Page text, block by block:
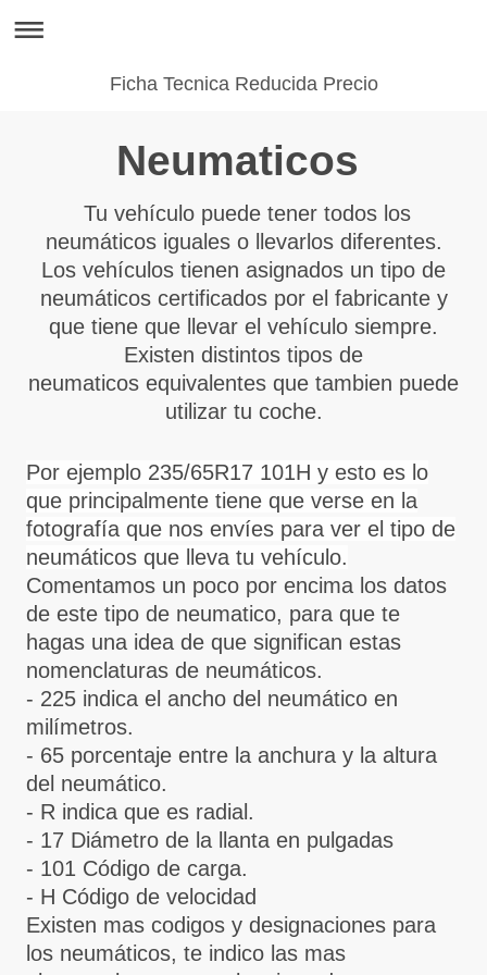
Ficha Tecnica Reducida Precio
Neumaticos
Tu vehículo puede tener todos los
neumáticos iguales o llevarlos diferentes.
Los vehículos tienen asignados un tipo de
neumáticos certificados por el fabricante y
que tiene que llevar el vehículo siempre.
Existen distintos tipos de
neumaticos equivalentes que tambien puede
utilizar tu coche.
Por ejemplo 235/65R17 101H y esto es lo
que principalmente tiene que verse en la
fotografía que nos envíes para ver el tipo de
neumáticos que lleva tu vehículo.
Comentamos un poco por encima los datos
de este tipo de neumatico, para que te
hagas una idea de que significan estas
nomenclaturas de neumáticos.
- 225 indica el ancho del neumático en
milímetros.
- 65 porcentaje entre la anchura y la altura
del neumático.
- R indica que es radial.
- 17 Diámetro de la llanta en pulgadas
- 101 Código de carga.
- H Código de velocidad
Existen mas codigos y designaciones para
los neumáticos, te indico las mas